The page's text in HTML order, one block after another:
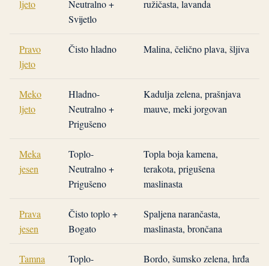
ljeto
Neutralno +
Svijetlo
ružičasta, lavanda
Pravo
ljeto
Čisto hladno Malina, čelično plava, šljiva
Meko
ljeto
Hladno-
Neutralno +
Prigušeno
Kadulja zelena, prašnjava
mauve, meki jorgovan
Meka
jesen
Toplo-
Neutralno +
Prigušeno
Topla boja kamena,
terakota, prigušena
maslinasta
Prava
jesen
Čisto toplo +
Bogato
Spaljena narančasta,
maslinasta, brončana
Tamna
Toplo-
Bordo, šumsko zelena, hrđa